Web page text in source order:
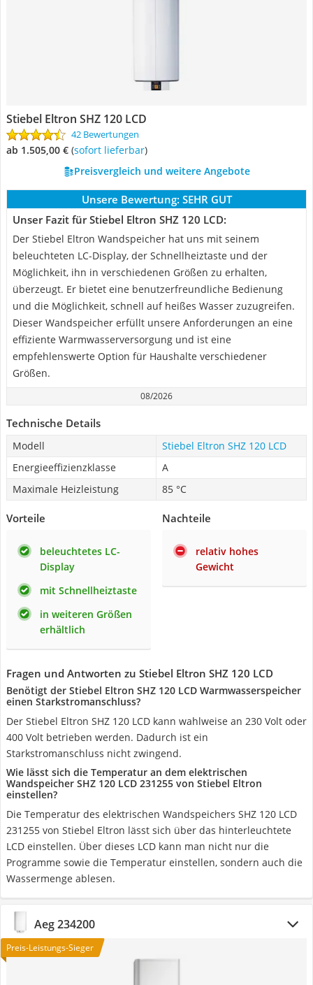
Stiebel Eltron SHZ 120 LCD
42 Bewertungen
ab 1.505,00 € ( Sofort lieferbar)
Preisvergleich und weitere Angebote
Unsere Bewertung: SEHR GUT
Unser Fazit für Stiebel Eltron SHZ 120 LCD:
Der Stiebel Eltron Wandspeicher hat uns mit seinem
beleuchteten LC-Display, der Schnellheiztaste und der
Möglichkeit, ihn in verschiedenen Größen zu erhalten,
überzeugt. Er bietet eine benutzerfreundliche Bedienung
und die Möglichkeit, schnell auf heißes Wasser zuzugreifen.
Dieser Wandspeicher erfüllt unsere Anforderungen an eine
effiziente Warmwasserversorgung und ist eine
empfehlenswerte Option für Haushalte verschiedener
Größen.
08/2026
Technische Details
Modell
Stiebel Eltron SHZ 120 LCD
Energieeffizienzklasse
A
Maximale Heizleistung
85 °C
Vorteile
beleuchtetes LC-
Display
mit Schnellheiztaste
in weiteren Größen
erhältlich
Nachteile
relativ hohes
Gewicht
Fragen und Antworten zu Stiebel Eltron SHZ 120 LCD
Benötigt der Stiebel Eltron SHZ 120 LCD Warmwasserspeicher
einen Starkstromanschluss?
Der Stiebel Eltron SHZ 120 LCD kann wahlweise an 230 Volt oder
400 Volt betrieben werden. Dadurch ist ein
Starkstromanschluss nicht zwingend.
Wie lässt sich die Temperatur an dem elektrischen
Wandspeicher SHZ 120 LCD ‎231255 von ‎Stiebel Eltron
einstellen?
Die Temperatur des elektrischen Wandspeichers SHZ 120 LCD
‎231255 von ‎Stiebel Eltron lässt sich über das hinterleuchtete
LCD einstellen. Über dieses LCD kann man nicht nur die
Programme sowie die Temperatur einstellen, sondern auch die
Wassermenge ablesen.
Aeg 234200
Preis-Leistungs-Sieger